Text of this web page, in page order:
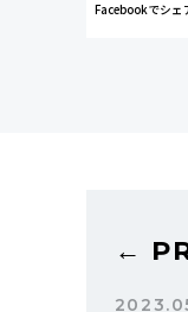
Facebookでシェ
←